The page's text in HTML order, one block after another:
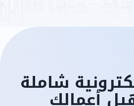
شاملة
أعمالك